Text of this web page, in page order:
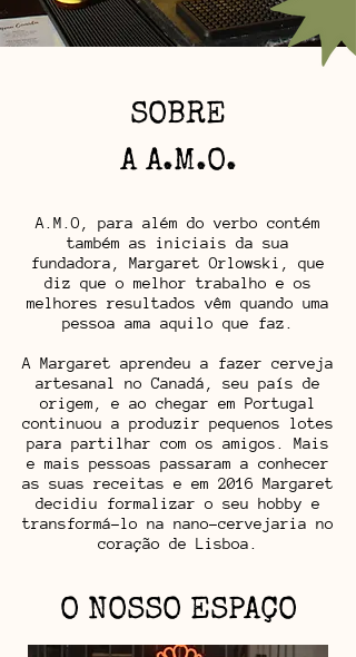
SOBRE
A A.M.O.
A.M.O, para além do verbo contém
também as iniciais da sua
fundadora, Margaret Orlowski, que
diz que o melhor trabalho e os
melhores resultados vêm quando uma
pessoa ama aquilo que faz.
A Margaret aprendeu a fazer cerveja
artesanal no Canadá, seu país de
origem, e ao chegar em Portugal
continuou a produzir pequenos lotes
para partilhar com os amigos. Mais
e mais pessoas passaram a conhecer
as suas receitas e em 2016 Margaret
decidiu formalizar o seu hobby e
transformá-lo na nano-cervejaria no
coração de Lisboa.
O NOSSO ESPAÇO